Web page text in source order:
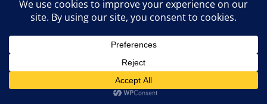
2013. november(1)